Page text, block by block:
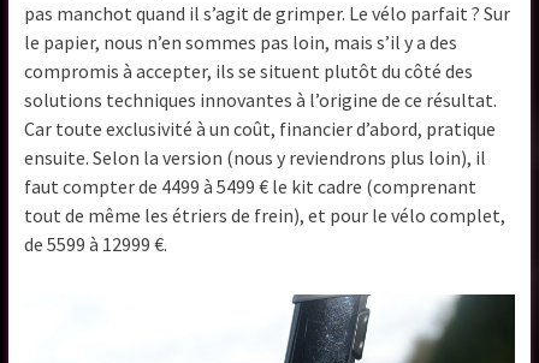
pas manchot quand il s’agit de grimper. Le vélo parfait ? Sur
le papier, nous n’en sommes pas loin, mais s’il y a des
compromis à accepter, ils se situent plutôt du côté des
solutions techniques innovantes à l’origine de ce résultat.
Car toute exclusivité à un coût, financier d’abord, pratique
ensuite. Selon la version (nous y reviendrons plus loin), il
faut compter de 4499 à 5499 € le kit cadre (comprenant
tout de même les étriers de frein), et pour le vélo complet,
de 5599 à 12999 €.